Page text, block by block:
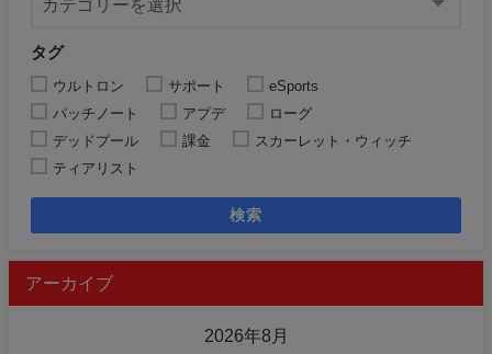
タグ
ウルトロン サポート
eSports
パッチノート
アプデ
ローグ
デッドプール
課金
スカーレット・ウィッチ
ティアリスト
検索
アーカイブ
2026年8月